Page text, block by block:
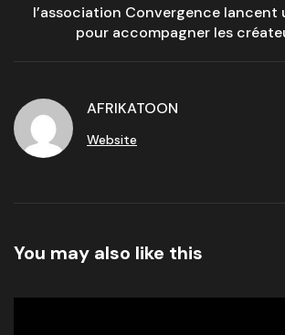
l’association Convergence
pour accompagner les
AFRIKATOON
Website
You may also like this